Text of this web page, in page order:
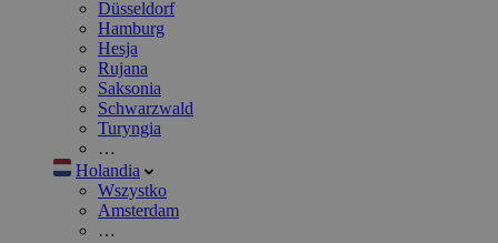
Düsseldorf
Hamburg
Hesja
Rujana
Saksonia
Schwarzwald
Turyngia
…
Holandia
Wszystko
Amsterdam
…